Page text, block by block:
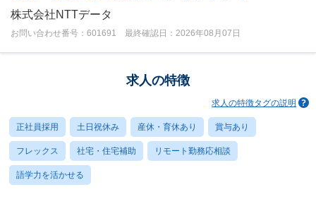
株式会社NTTデータ
お問い合わせ番号：601691 最終確認日：2026年08月07日
求人の特徴
求人の特徴タグの説明
正社員採用 土日祝休み 産休・育休あり 賞与あり
フレックス 社宅・住宅補助 リモート勤務応相談
語学力を活かせる